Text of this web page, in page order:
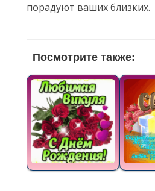
порадуют ваших близких.
Посмотрите также: